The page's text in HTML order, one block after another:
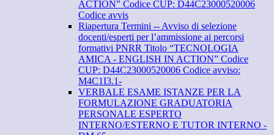
ACTION” Codice CUP: D44C23000520006
Codice avvis
Riapertura Termini -- Avviso di selezione
docenti/esperti per l’ammissione ai percorsi
formativi PNRR Titolo “TECNOLOGIA
AMICA - ENGLISH IN ACTION” Codice
CUP: D44C23000520006 Codice avviso:
M4C1I3.1-
VERBALE ESAME ISTANZE PER LA
FORMULAZIONE GRADUATORIA
PERSONALE ESPERTO
INTERNO/ESTERNO E TUTOR INTERNO -